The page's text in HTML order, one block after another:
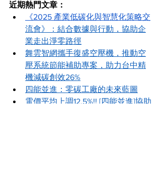
近期熱門文章：
《2025 產業低碳化與智慧化策略交
流會》：結合數據與行動，協助企
業走出淨零路徑
舞雲智網攜手復盛空壓機，推動空
壓系統節能補助專案，助力台中精
機減碳創效26%
四能並進：零碳工廠的未來藍圖
電價平均上調12.5%!! [四能並進]協助